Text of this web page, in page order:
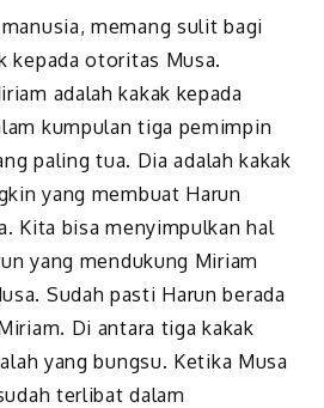
memang sulit bagi
kepada otoritas Musa.
adalah kakak kepada
kumpulan tiga pemimpin
paling tua. Dia adalah kakak
yang membuat Harun
Kita bisa menyimpulkan hal
yang mendukung Miriam
Sudah pasti Harun berada
Di antara tiga kakak
yang bungsu. Ketika Musa
terlibat dalam